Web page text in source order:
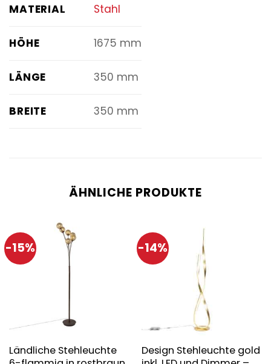
MATERIAL Stahl
HÖHE 1675 mm
LÄNGE 350 mm
BREITE 350 mm
ÄHNLICHE PRODUKTE
-15%
Ländliche Stehleuchte
-14%
Design Stehleuchte gold